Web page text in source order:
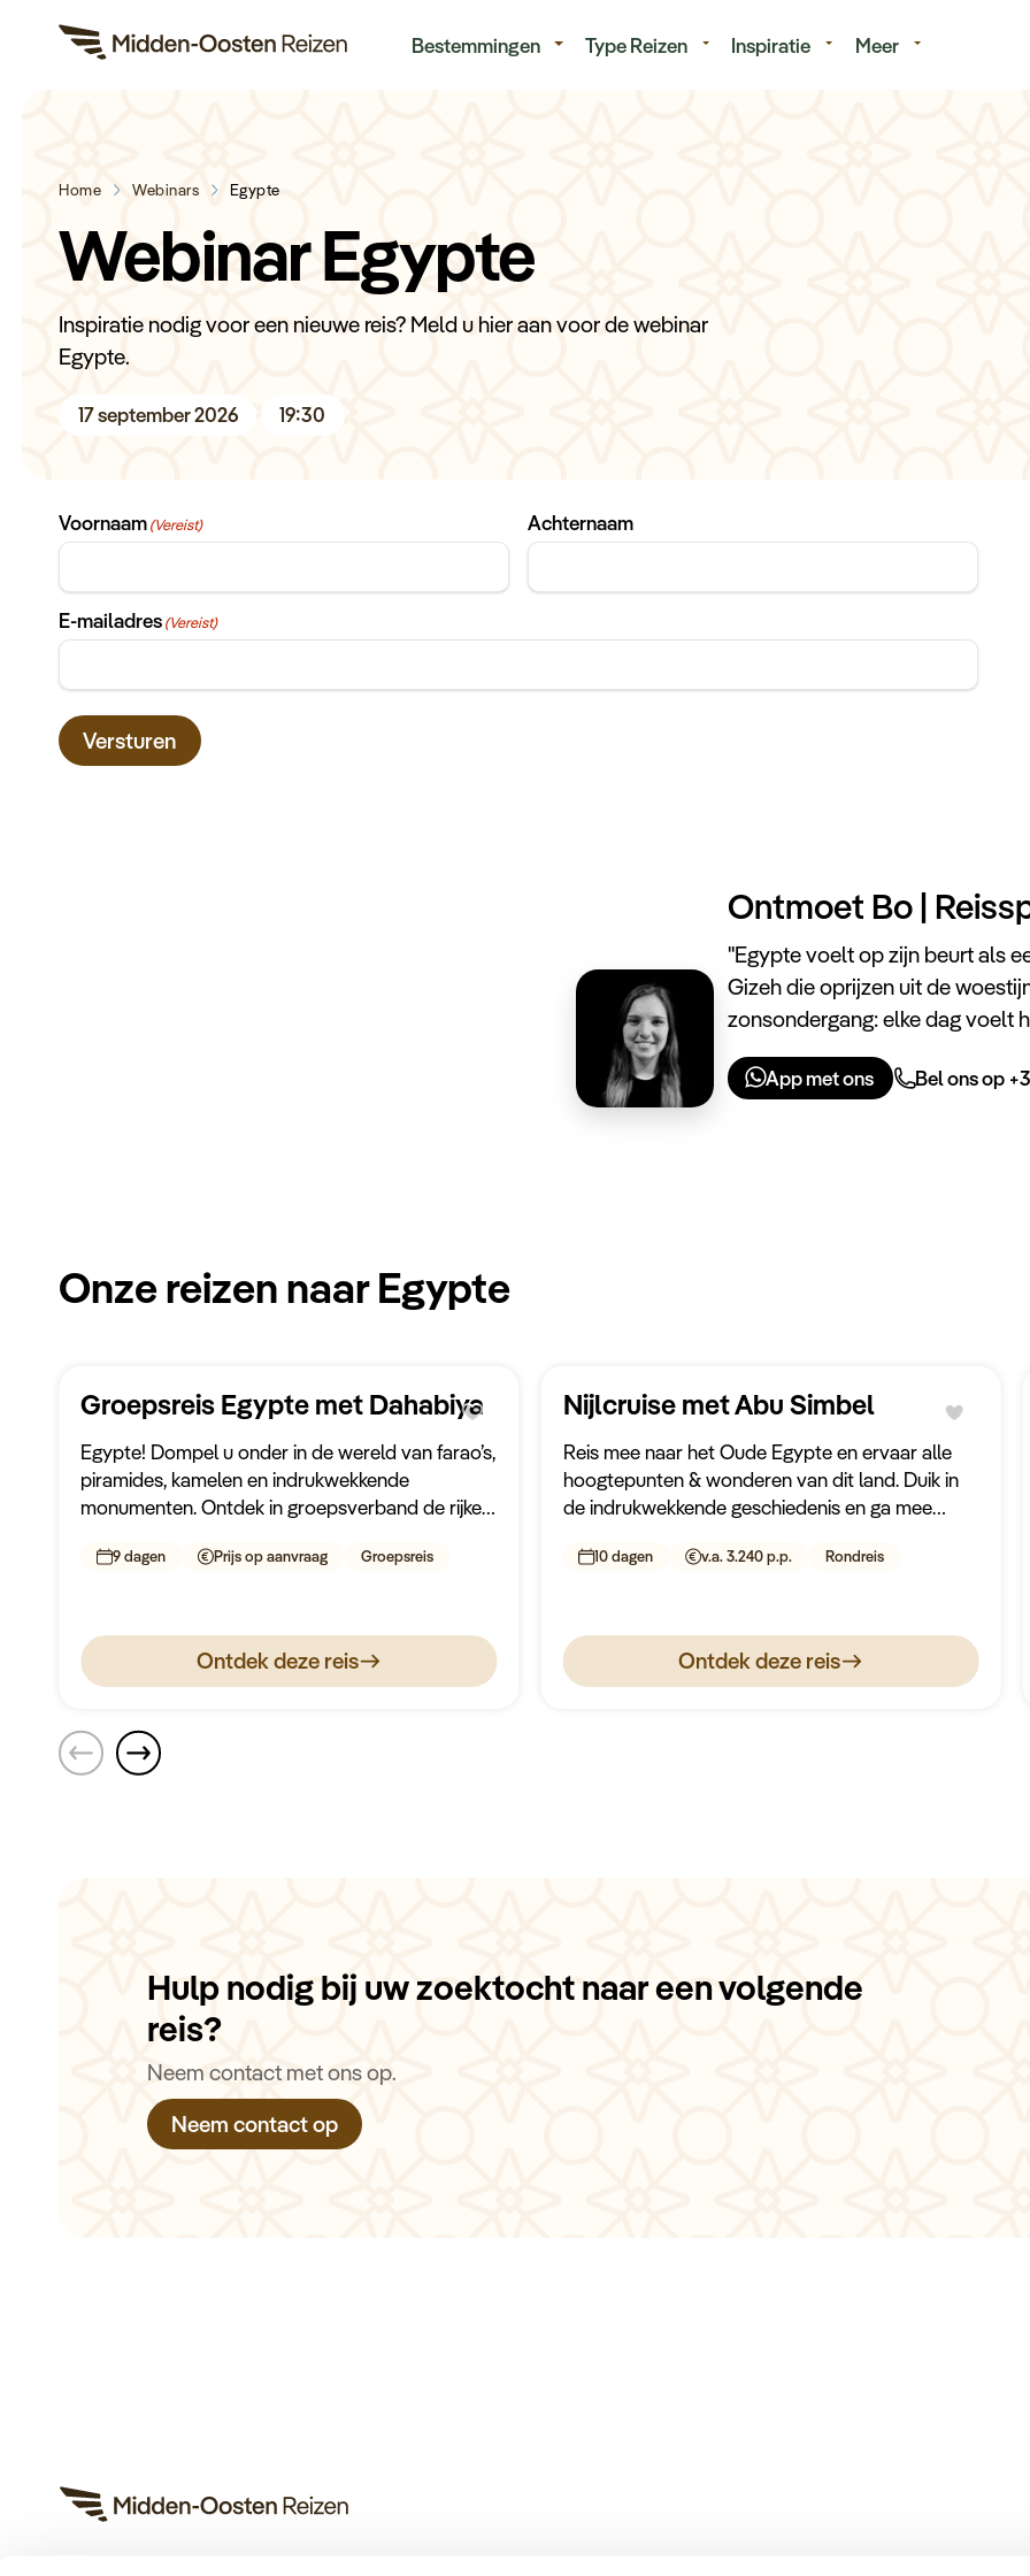
Bestemmingen Type Reizen Inspiratie Meer
Home Webinars Egypte
Webinar Egypte
Inspiratie nodig voor een nieuwe reis? Meld u hier aan voor de webinar
Egypte.
17 september 2026 19:30
Voornaam(Vereist) Achternaam
E-mailadres(Vereist)
Versturen
Ontmoet Bo |
''Egypte voelt op zijn beurt als
Gizeh die oprijzen uit de
zonsondergang: elke dag voelt
App met ons Bel ons op
Onze reizen naar Egypte
Groepsreis Egypte met Dahabiya
Egypte! Dompel u onder in de wereld van farao’s,
piramides, kamelen en indrukwekkende
monumenten. Ontdek in groepsverband de rijke
kleinschalige dahabiya langs de bijzondere
9 dagen Prijs op aanvraag Groepsreis
Ontdek deze reis
Nijlcruise met Abu Simbel
Reis mee naar het Oude Egypte en ervaar alle
hoogtepunten & wonderen van dit land. Duik in
de indrukwekkende geschiedenis en ga mee
10 dagen v.a. 3.240 p.p. Rondreis
Ontdek deze reis
Hulp nodig bij uw zoektocht naar een volgende
reis?
Neem contact met ons op.
Neem contact op